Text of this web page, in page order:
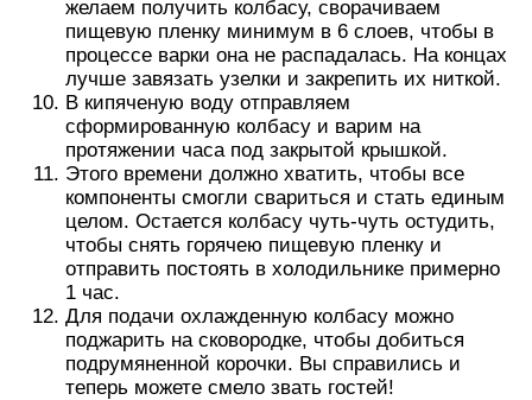
желаем получить колбасу, сворачиваем
пищевую пленку минимум в 6 слоев, чтобы в
процессе варки она не распадалась. На концах
лучше завязать узелки и закрепить их ниткой.
В кипяченую воду отправляем
сформированную колбасу и варим на
протяжении часа под закрытой крышкой.
Этого времени должно хватить, чтобы все
компоненты смогли свариться и стать единым
целом. Остается колбасу чуть-чуть остудить,
чтобы снять горячею пищевую пленку и
отправить постоять в холодильнике примерно
1 час.
Для подачи охлажденную колбасу можно
поджарить на сковородке, чтобы добиться
подрумяненной корочки. Вы справились и
теперь можете смело звать гостей!